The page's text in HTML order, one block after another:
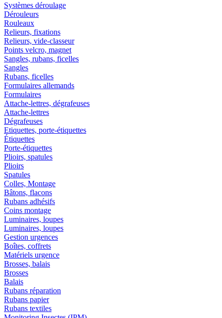
Systèmes déroulage
Dérouleurs
Rouleaux
Relieurs, fixations
Relieurs, vide-classeur
Points velcro, magnet
Sangles, rubans, ficelles
Sangles
Rubans, ficelles
Formulaires allemands
Formulaires
Attache-lettres, dégrafeuses
Attache-lettres
Dégrafeuses
Etiquettes, porte-étiquettes
Étiquettes
Porte-étiquettes
Plioirs, spatules
Plioirs
Spatules
Colles, Montage
Bâtons, flacons
Rubans adhésifs
Coins montage
Luminaires, loupes
Luminaires, loupes
Gestion urgences
Boîtes, coffrets
Matériels urgence
Brosses, balais
Brosses
Balais
Rubans réparation
Rubans papier
Rubans textiles